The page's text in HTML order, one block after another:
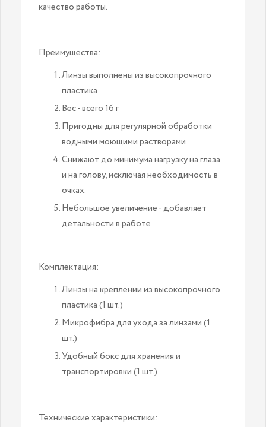
качество работы.
Преимущества:
Линзы выполнены из высокопрочного
пластика
Вес - всего 16 г
Пригодны для регулярной обработки
водными моющими растворами
Снижают до минимума нагрузку на глаза
и на голову, исключая необходимость в
очках.
Небольшое увеличение - добавляет
детальности в работе
Комплектация:
Линзы на креплении из высокопрочного
пластика (1 шт.)
Микрофибра для ухода за линзами (1
шт.)
Удобный бокс для хранения и
транспортировки (1 шт.)
Технические характеристики: